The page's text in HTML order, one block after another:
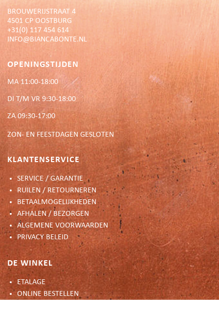
BROUWERIJSTRAAT 4
4501 CP OOSTBURG
+31(0) 117 454 614
INFO@BIANCABONTE.NL
OPENINGSTIJDEN
MA 11:00-18:00
DI T/M VR 9:30-18:00
ZA 09:30-17:00
ZON- EN FEESTDAGEN GESLOTEN
KLANTENSERVICE
SERVICE / GARANTIE
RUILEN / RETOURNEREN
BETAALMOGELIJKHEDEN
AFHALEN / BEZORGEN
ALGEMENE VOORWAARDEN
PRIVACY BELEID
DE WINKEL
ETALAGE
ONLINE BESTELLEN